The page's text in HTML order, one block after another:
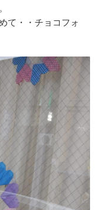
て・・チョコフォ